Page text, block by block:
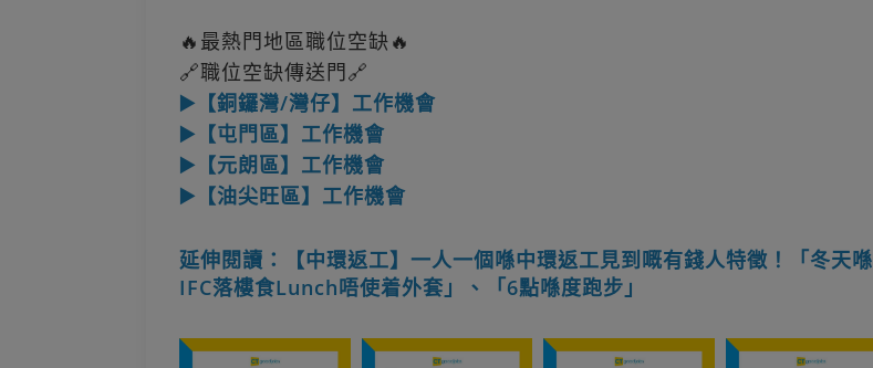
🔥最熱門地區職位空缺🔥
🔗職位空缺傳送門🔗
▶️【銅鑼灣/灣仔】工作機會
▶️【屯門區】工作機會
▶️【元朗區】工作機會
▶️【油尖旺區】工作機會
延伸閱讀：【中環返工】一人一個喺中環返工見到嘅有錢人特徵！「冬天喺
IFC落樓食Lunch唔使着外套」、「6點喺度跑步」